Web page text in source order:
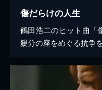
傷だらけの人生
鶴田浩二のヒット曲「
親分の座をめぐる抗争